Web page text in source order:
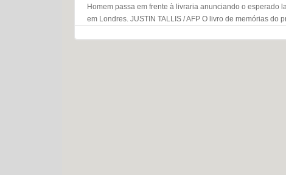
Homem passa em frente à livraria anunciando o esperado
em Londres. JUSTIN TALLIS / AFP O livro de memórias do